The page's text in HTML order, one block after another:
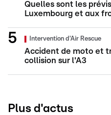
Quelles sont les
Luxembourg et aux
Intervention d'Air Rescue
Accident de moto et
collision sur l'A3
Plus d'actus